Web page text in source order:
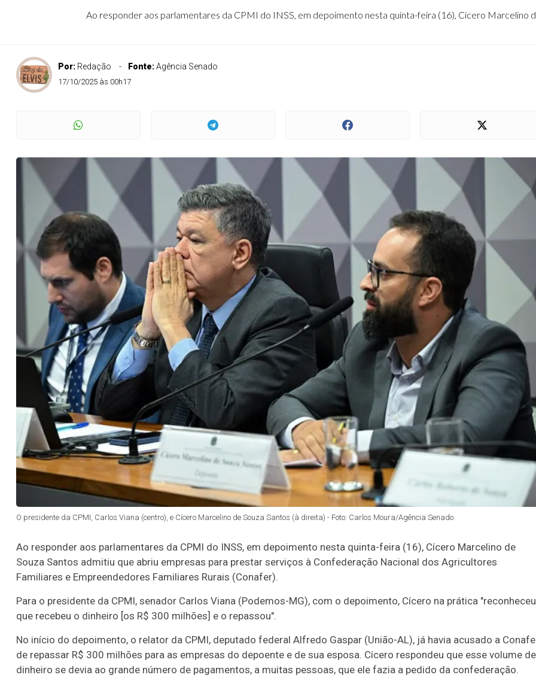
Ao responder aos parlamentares da CPMI do INSS, em depoimento nesta quinta-feira (16), Cícero Marcelino
Por: Redação Fonte:Agência Senado
17/10/2025 às 00h17
O presidente da CPMI, Carlos Viana (centro), e Cícero Marcelino de Souza Santos (à direita) - Foto: Carlos Moura/Agência Senado
Ao responder aos parlamentares da CPMI do INSS, em depoimento nesta quinta-feira (16), Cícero Marcelino de
Souza Santos admitiu que abriu empresas para prestar serviços à Confederação Nacional dos Agricultores
Familiares e Empreendedores Familiares Rurais (Conafer).
Para o presidente da CPMI, senador Carlos Viana (Podemos-MG), com o depoimento, Cícero na prática "reconheceu
que recebeu o dinheiro [os R$ 300 milhões] e o repassou".
No início do depoimento, o relator da CPMI, deputado federal Alfredo Gaspar (União-AL), já havia acusado a
de repassar R$ 300 milhões para as empresas do depoente e de sua esposa. Cícero respondeu que esse volume de
dinheiro se devia ao grande número de pagamentos, a muitas pessoas, que ele fazia a pedido da confederação.